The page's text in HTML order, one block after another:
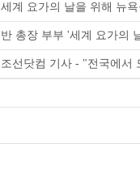
세계 요가의 날을 위해 뉴
반 총장 부부 '세계 요가의
조선닷컴 기사 - "전국에서